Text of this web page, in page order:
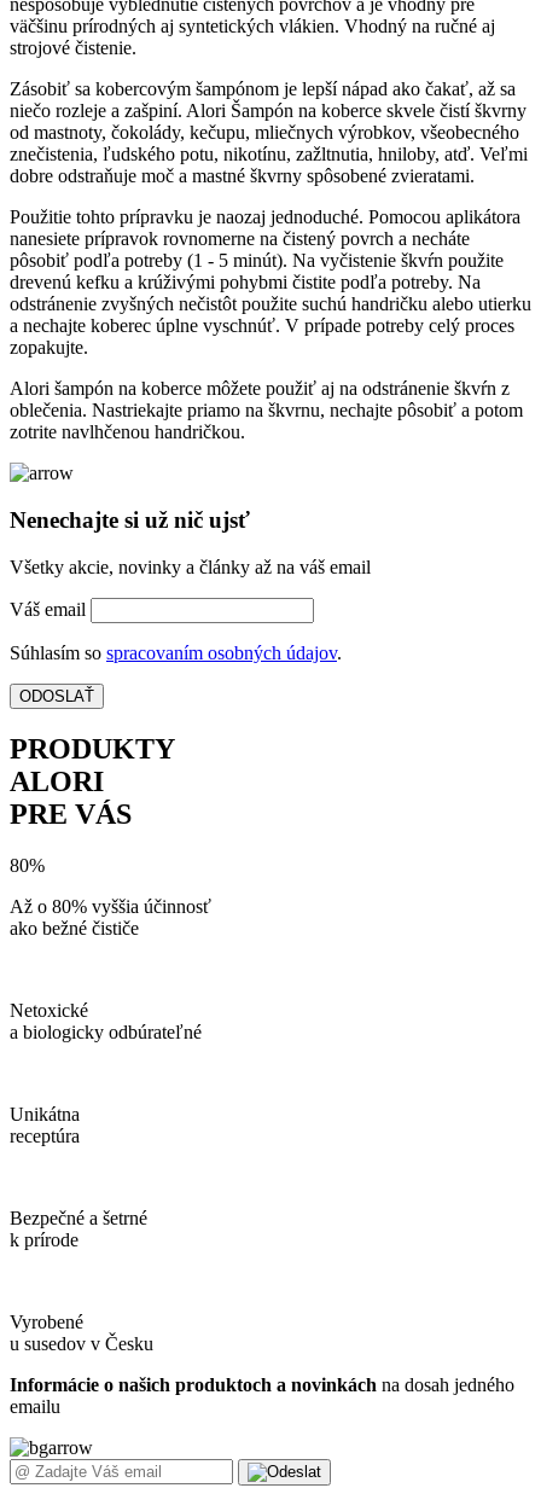
nespôsobuje vyblednutie čistených povrchov a je vhodný pre
väčšinu prírodných aj syntetických vlákien. Vhodný na ručné aj
strojové čistenie.
Zásobiť sa kobercovým šampónom je lepší nápad ako čakať, až sa
niečo rozleje a zašpiní. Alori Šampón na koberce skvele čistí škvrny
od mastnoty, čokolády, kečupu, mliečnych výrobkov, všeobecného
znečistenia, ľudského potu, nikotínu, zažltnutia, hniloby, atď. Veľmi
dobre odstraňuje moč a mastné škvrny spôsobené zvieratami.
Použitie tohto prípravku je naozaj jednoduché. Pomocou aplikátora
nanesiete prípravok rovnomerne na čistený povrch a necháte
pôsobiť podľa potreby (1 - 5 minút). Na vyčistenie škvŕn použite
drevenú kefku a krúživými pohybmi čistite podľa potreby. Na
odstránenie zvyšných nečistôt použite suchú handričku alebo utierku
a nechajte koberec úplne vyschnúť. V prípade potreby celý proces
zopakujte.
Alori šampón na koberce môžete použiť aj na odstránenie škvŕn z
oblečenia. Nastriekajte priamo na škvrnu, nechajte pôsobiť a potom
zotrite navlhčenou handričkou.
Nenechajte si už nič ujsť
Všetky akcie, novinky a články až na váš email
Váš email
Súhlasím so spracovaním osobných údajov.
ODOSLAŤ
PRODUKTY
ALORI
PRE VÁS
80%
Až o 80% vyššia účinnosť
ako bežné čističe
Netoxické
a biologicky odbúrateľné
Unikátna
receptúra
Bezpečné a šetrné
k prírode
Vyrobené
u susedov v Česku
Informácie o našich produktoch a novinkách na dosah jedného
emailu